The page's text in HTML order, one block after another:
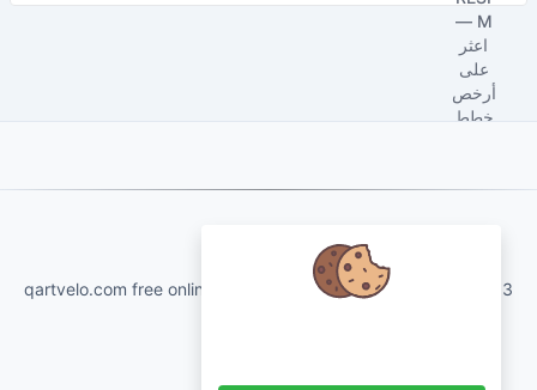
qartvelo.com free online tools and services made by KAKHA13